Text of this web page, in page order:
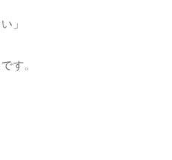
」
す。